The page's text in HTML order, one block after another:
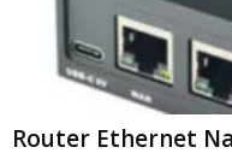
Router Ethernet